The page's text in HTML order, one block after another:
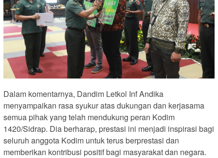
Dalam komentarnya, Dandim Letkol Inf Andika
menyampaikan rasa syukur atas dukungan dan kerjasama
semua pihak yang telah mendukung peran Kodim
1420/Sidrap. Dia berharap, prestasi ini menjadi inspirasi bagi
seluruh anggota Kodim untuk terus berprestasi dan
memberikan kontribusi positif bagi masyarakat dan negara.